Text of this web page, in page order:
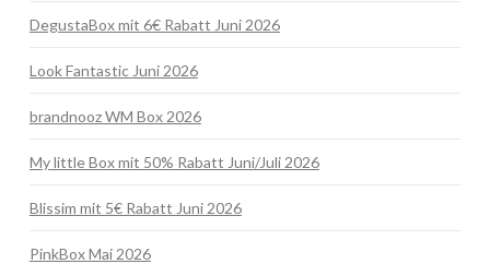
DegustaBox mit 6€ Rabatt Juni 2026
Look Fantastic Juni 2026
brandnooz WM Box 2026
My little Box mit 50% Rabatt Juni/Juli 2026
Blissim mit 5€ Rabatt Juni 2026
PinkBox Mai 2026